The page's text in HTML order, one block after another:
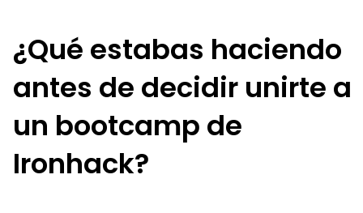
¿Qué estabas haciendo
antes de decidir unirte a
un bootcamp de
Ironhack?